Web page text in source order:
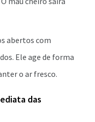
abertos com
Ele age de forma
o ar fresco.
das